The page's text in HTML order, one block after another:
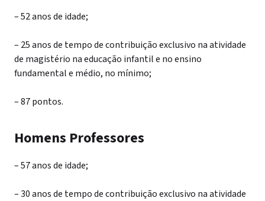
– 52 anos de idade;
– 25 anos de tempo de contribuição exclusivo na atividade
de magistério na educação infantil e no ensino
fundamental e médio, no mínimo;
– 87 pontos.
Homens Professores
– 57 anos de idade;
– 30 anos de tempo de contribuição exclusivo na atividade